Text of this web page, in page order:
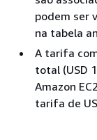
podem ser
na tabela
A tarifa
total (USD
Amazon
tarifa de